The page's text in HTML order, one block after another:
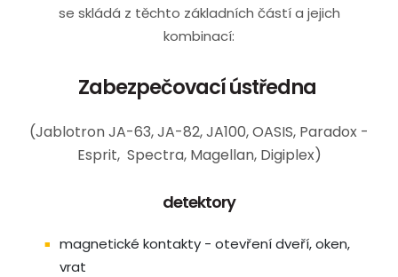
se skládá z těchto základních částí a jejich
kombinací:
Zabezpečovací ústředna
(Jablotron JA-63, JA-82, JA100, OASIS, Paradox -
Esprit, Spectra, Magellan, Digiplex)
detektory
magnetické kontakty - otevření dveří, oken,
vrat